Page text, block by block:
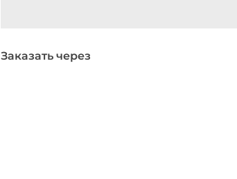
Заказать через